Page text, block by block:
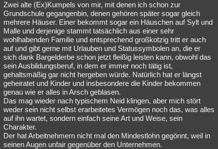
Zwei alte (Ex)Kumpels von mir, mit denen ich schon zur
Grundschule gegangenbin, denen gehören später sogar gleich
mehrere Häuser. Einer bekommt sogar ein Häuschen auf Sylt und
Malle und derjenige stammt tatsächlich aus einer sehr
wohlhabenden Familie und entsprechend großkotzig tritt er auch
auf und gibt gerne mit Urlauben und Statussymbolen an, die er
sich dank Bargelderbe schon jetzt fleißig leisten kann, obwohl das
sein Ausbildungsberuf, in dem er immer noch tätig ist,
gehaltsmäßig gar nicht hergeben würde. Natürlich hat er längst
geheiratet und Kinder und insbesondere die Kinder bekommen
genau wie er alles in Arsch geblasen.
Das mag wieder nach typischem Neid klingen, aber mich stört
weder sein nicht selbst erarbeitetes Vermögen noch das, was alles
auf ihn wartet, sondern einfach seine Art und Weise, sein
Charakter.
Der hat Arbeitnehmern nicht mal den Mindestlohn gegönnt, weil in
seinen Augen unfair gegenüber den Unternehmen.